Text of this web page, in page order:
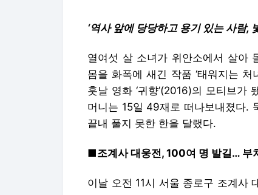
‘역사 앞에 당당하고 용기 있는 사람,
열여섯 살 소녀가 위안소에서 살아
몸을 화폭에 새긴 작품 ‘태워지는
훗날 영화 ‘귀향’(2016)의 모티브
머니는 15일 49재로 떠나보내졌다.
끝내 풀지 못한 한을 달랬다.
■조계사 대웅전, 100여 명 발길… 부
이날 오전 11시 서울 종로구 조계사